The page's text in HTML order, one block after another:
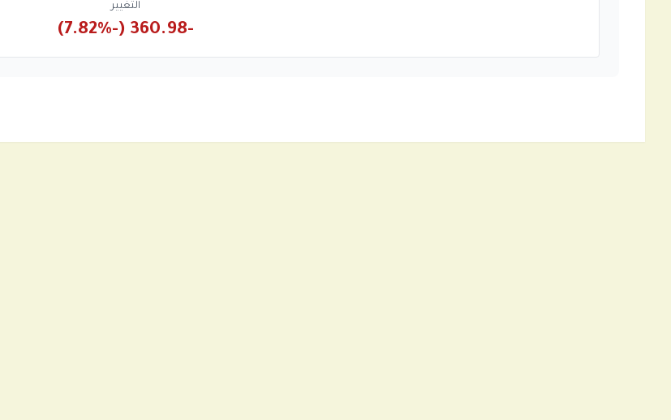
التغيير
-360.98 (-7.82%)